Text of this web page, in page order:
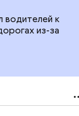
водителей к
из-за